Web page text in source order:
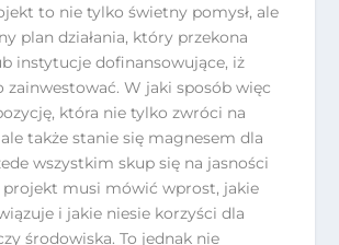
to nie tylko świetny pomysł, ale
plan działania, który przekona
instytucje dofinansowujące, iż
W jaki sposób więc
która nie tylko zwróci na
także stanie się magnesem dla
wszystkim skup się na jasności
musi mówić wprost, jakie
i jakie niesie korzyści dla
środowiska. To jednak nie